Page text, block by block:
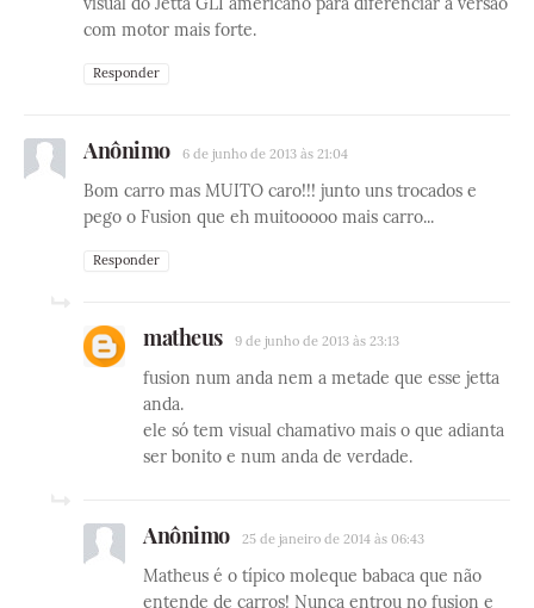
com motor mais forte.
Responder
Anônimo 6 de junho de 2013 às 21:04
Bom carro mas MUITO caro!!! junto uns trocados e
pego o Fusion que eh muitooooo mais carro...
Responder
matheus 9 de junho de 2013 às 23:13
fusion num anda nem a metade que esse jetta
anda.
ele só tem visual chamativo mais o que adianta
ser bonito e num anda de verdade.
Anônimo 25 de janeiro de 2014 às 06:43
Matheus é o típico moleque babaca que não
entende de carros! Nunca entrou no fusion e